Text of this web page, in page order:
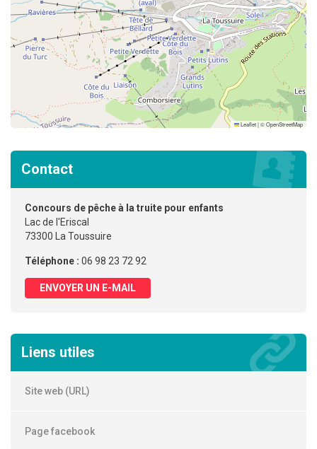
Leaflet|©OpenStreetMap
Contact
Concours de pêche à la truite pour enfants
Lac de l'Eriscal
73300 La Toussuire
Téléphone : 06 98 23 72 92
ENVOYER UN E-MAIL
Liens utiles
Site web (URL)
Page facebook